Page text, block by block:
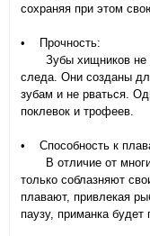
сохраняя при этом
• Прочность:
Зубы хищников не
следа. Они созданы
зубам и не рваться.
поклевок и трофеев.
• Способность к
В отличие от
только соблазняют
плавают, привлекая
паузу, приманка будет